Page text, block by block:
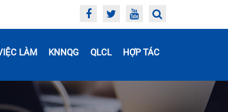
LÀM KNNQG QLCL HỢP TÁC